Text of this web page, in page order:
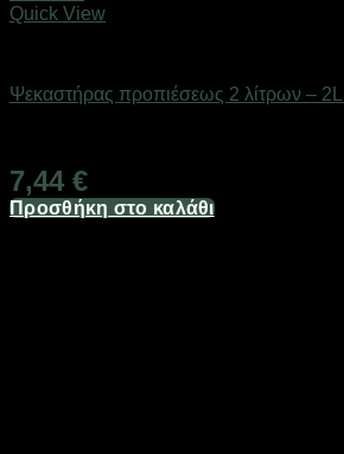
Quick View
Ψεκαστήρας προπιέσεως 2 λίτρων –
7,44 €
Προσθήκη στο καλάθι